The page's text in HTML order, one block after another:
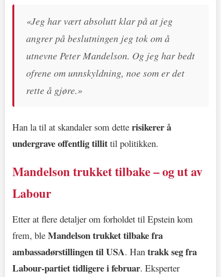
«Jeg har vært absolutt klar på at jeg
angrer på beslutningen jeg tok om å
utnevne Peter Mandelson. Og jeg har bedt
ofrene om unnskyldning, noe som er det
rette å gjøre.»
Han la til at skandaler som dette risikerer å
undergrave offentlig tillit til politikken.
Mandelson trukket tilbake – og ut av
Labour
Etter at flere detaljer om forholdet til Epstein kom
frem, ble Mandelson trukket tilbake fra
ambassadørstillingen til USA. Han trakk seg fra
Labour-partiet tidligere i februar. Eksperter